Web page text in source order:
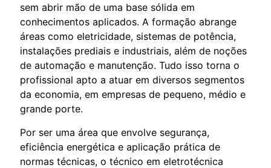
sem abrir mão de uma base sólida em
conhecimentos aplicados. A formação abrange
áreas como eletricidade, sistemas de potência,
instalações prediais e industriais, além de noções
de automação e manutenção. Tudo isso torna o
profissional apto a atuar em diversos segmentos
da economia, em empresas de pequeno, médio e
grande porte.
Por ser uma área que envolve segurança,
eficiência energética e aplicação prática de
normas técnicas, o técnico em eletrotécnica